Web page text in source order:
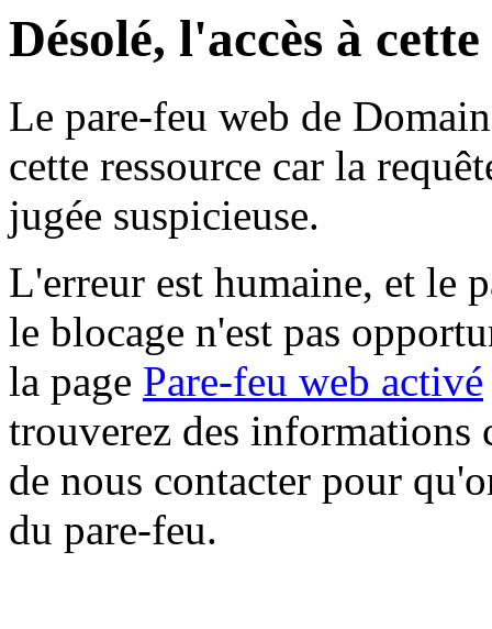
Désolé, l'accès à
Le pare-feu web de
cette ressource car la
jugée suspicieuse.
L'erreur est humaine, et le
le blocage n'est pas
la page Pare-feu web activé
trouverez des informations
de nous contacter pour
du pare-feu.